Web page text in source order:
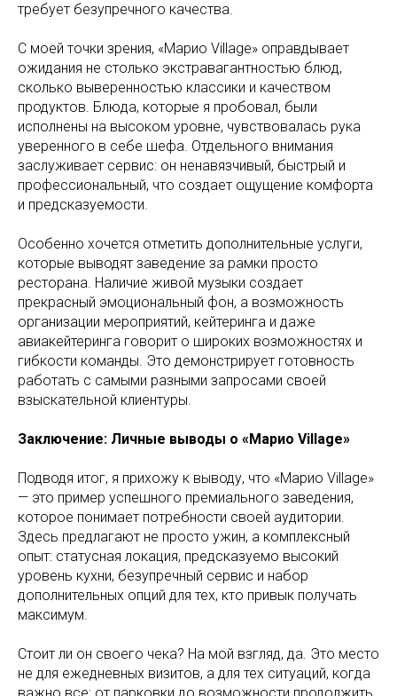
требует безупречного качества.
С моей точки зрения, «Марио Village» оправдывает
ожидания не столько экстравагантностью блюд,
сколько выверенностью классики и качеством
продуктов. Блюда, которые я пробовал, были
исполнены на высоком уровне, чувствовалась рука
уверенного в себе шефа. Отдельного внимания
заслуживает сервис: он ненавязчивый, быстрый и
профессиональный, что создает ощущение комфорта
и предсказуемости.
Особенно хочется отметить дополнительные услуги,
которые выводят заведение за рамки просто
ресторана. Наличие живой музыки создает
прекрасный эмоциональный фон, а возможность
организации мероприятий, кейтеринга и даже
авиакейтеринга говорит о широких возможностях и
гибкости команды. Это демонстрирует готовность
работать с самыми разными запросами своей
взыскательной клиентуры.
Заключение: Личные выводы о «Марио Village»
Подводя итог, я прихожу к выводу, что «Марио Village»
— это пример успешного премиального заведения,
которое понимает потребности своей аудитории.
Здесь предлагают не просто ужин, а комплексный
опыт: статусная локация, предсказуемо высокий
уровень кухни, безупречный сервис и набор
дополнительных опций для тех, кто привык получать
максимум.
Стоит ли он своего чека? На мой взгляд, да. Это место
не для ежедневных визитов, а для тех ситуаций, когда